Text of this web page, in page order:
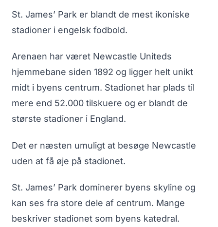
St. James’ Park er blandt de mest ikoniske
stadioner i engelsk fodbold.
Arenaen har været Newcastle Uniteds
hjemmebane siden 1892 og ligger helt unikt
midt i byens centrum. Stadionet har plads til
mere end 52.000 tilskuere og er blandt de
største stadioner i England.
Det er næsten umuligt at besøge Newcastle
uden at få øje på stadionet.
St. James’ Park dominerer byens skyline og
kan ses fra store dele af centrum. Mange
beskriver stadionet som byens katedral.